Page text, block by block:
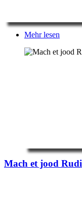
Mehr lesen
Mach et jood Rudi